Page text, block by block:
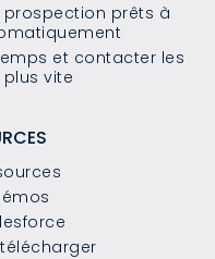
prospection prêts à
et contacter les
vite